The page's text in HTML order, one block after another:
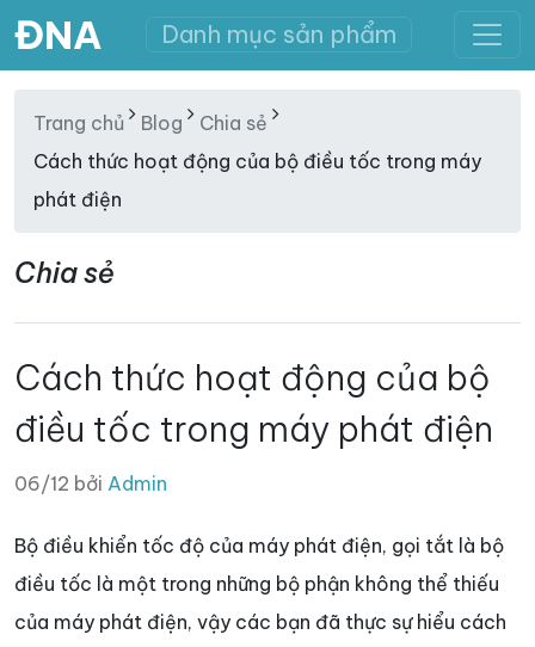
ĐNA Danh mục sản phẩm
Trang chủ Blog
Chia sẻ
Cách thức hoạt động của bộ điều tốc trong máy
phát điện
Chia sẻ
Cách thức hoạt động của bộ
điều tốc trong máy phát điện
06/12 bởi Admin
Bộ điều khiển tốc độ của máy phát điện, gọi tắt là bộ
điều tốc là một trong những bộ phận không thể thiếu
của máy phát điện, vậy các bạn đã thực sự hiểu cách